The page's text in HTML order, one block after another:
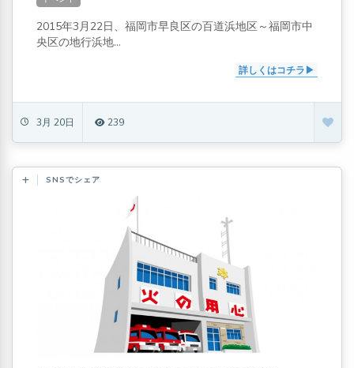
2015年3月22日、福岡市早良区の百道浜地区～福岡市中
央区の地行浜地...
詳しくはコチラ
3月 20日 239
SNSでシェア